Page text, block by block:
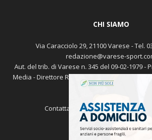
CHI SIAMO
Via Caracciolo 29, 21100 Varese - Tel.
redazione@varese-
Aut. del trib. di Varese n. 345 del 09-02-1979 -
Media - Direttore Responsabile: Michele
Pubblicità
Contattaci: redazione@varese-